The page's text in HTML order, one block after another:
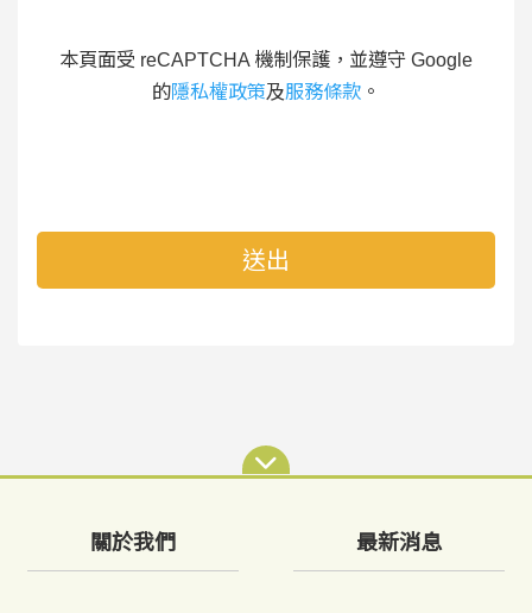
本頁面受 reCAPTCHA 機制保護，並遵守 Google
的隱私權政策及服務條款 。
送出
關於我們 最新消息